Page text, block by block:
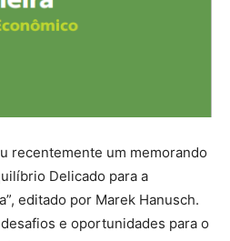
recentemente um memorando
Delicado para a
editado por Marek Hanusch.
e oportunidades para o